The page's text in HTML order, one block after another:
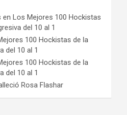
enLos Mejores 100 Hockistas
del 10 al 1
100 Hockistas de la
del 10 al 1
100 Hockistas de la
del 10 al 1
Rosa Flashar